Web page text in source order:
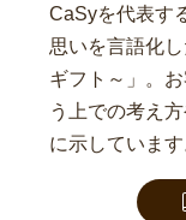
CaSyを代表す
思いを言語化
ギフト～」。
う上での考え
に示しています